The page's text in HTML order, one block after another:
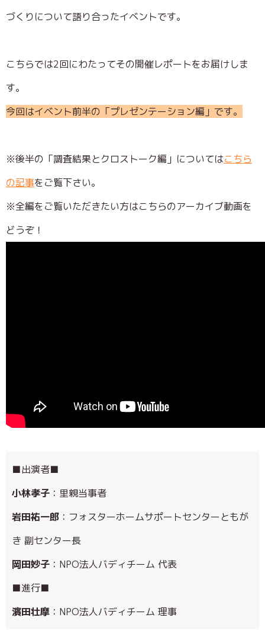
づくりについて語り合ったイベントです。
こちらでは2回にわたってその開催レポートをお届けしま
す。
今回はイベント前半の「プレゼンテーション編」です。
※後半の「調査結果とクロストーク編」についてはこちら
の記事をご覧下さい。
※全編をご覧いただきたい方はこちらのアーカイブ動画を
どうぞ！
■出演者■
小林孝子 ：里親当事者
岩田祐一郎 ：フォスターホームサポートセンターともが
き 副センター長
岡田妙子 ：NPO法人バディチーム 代表
■進行■
濱田壮摩 ：NPO法人バディチーム 理事